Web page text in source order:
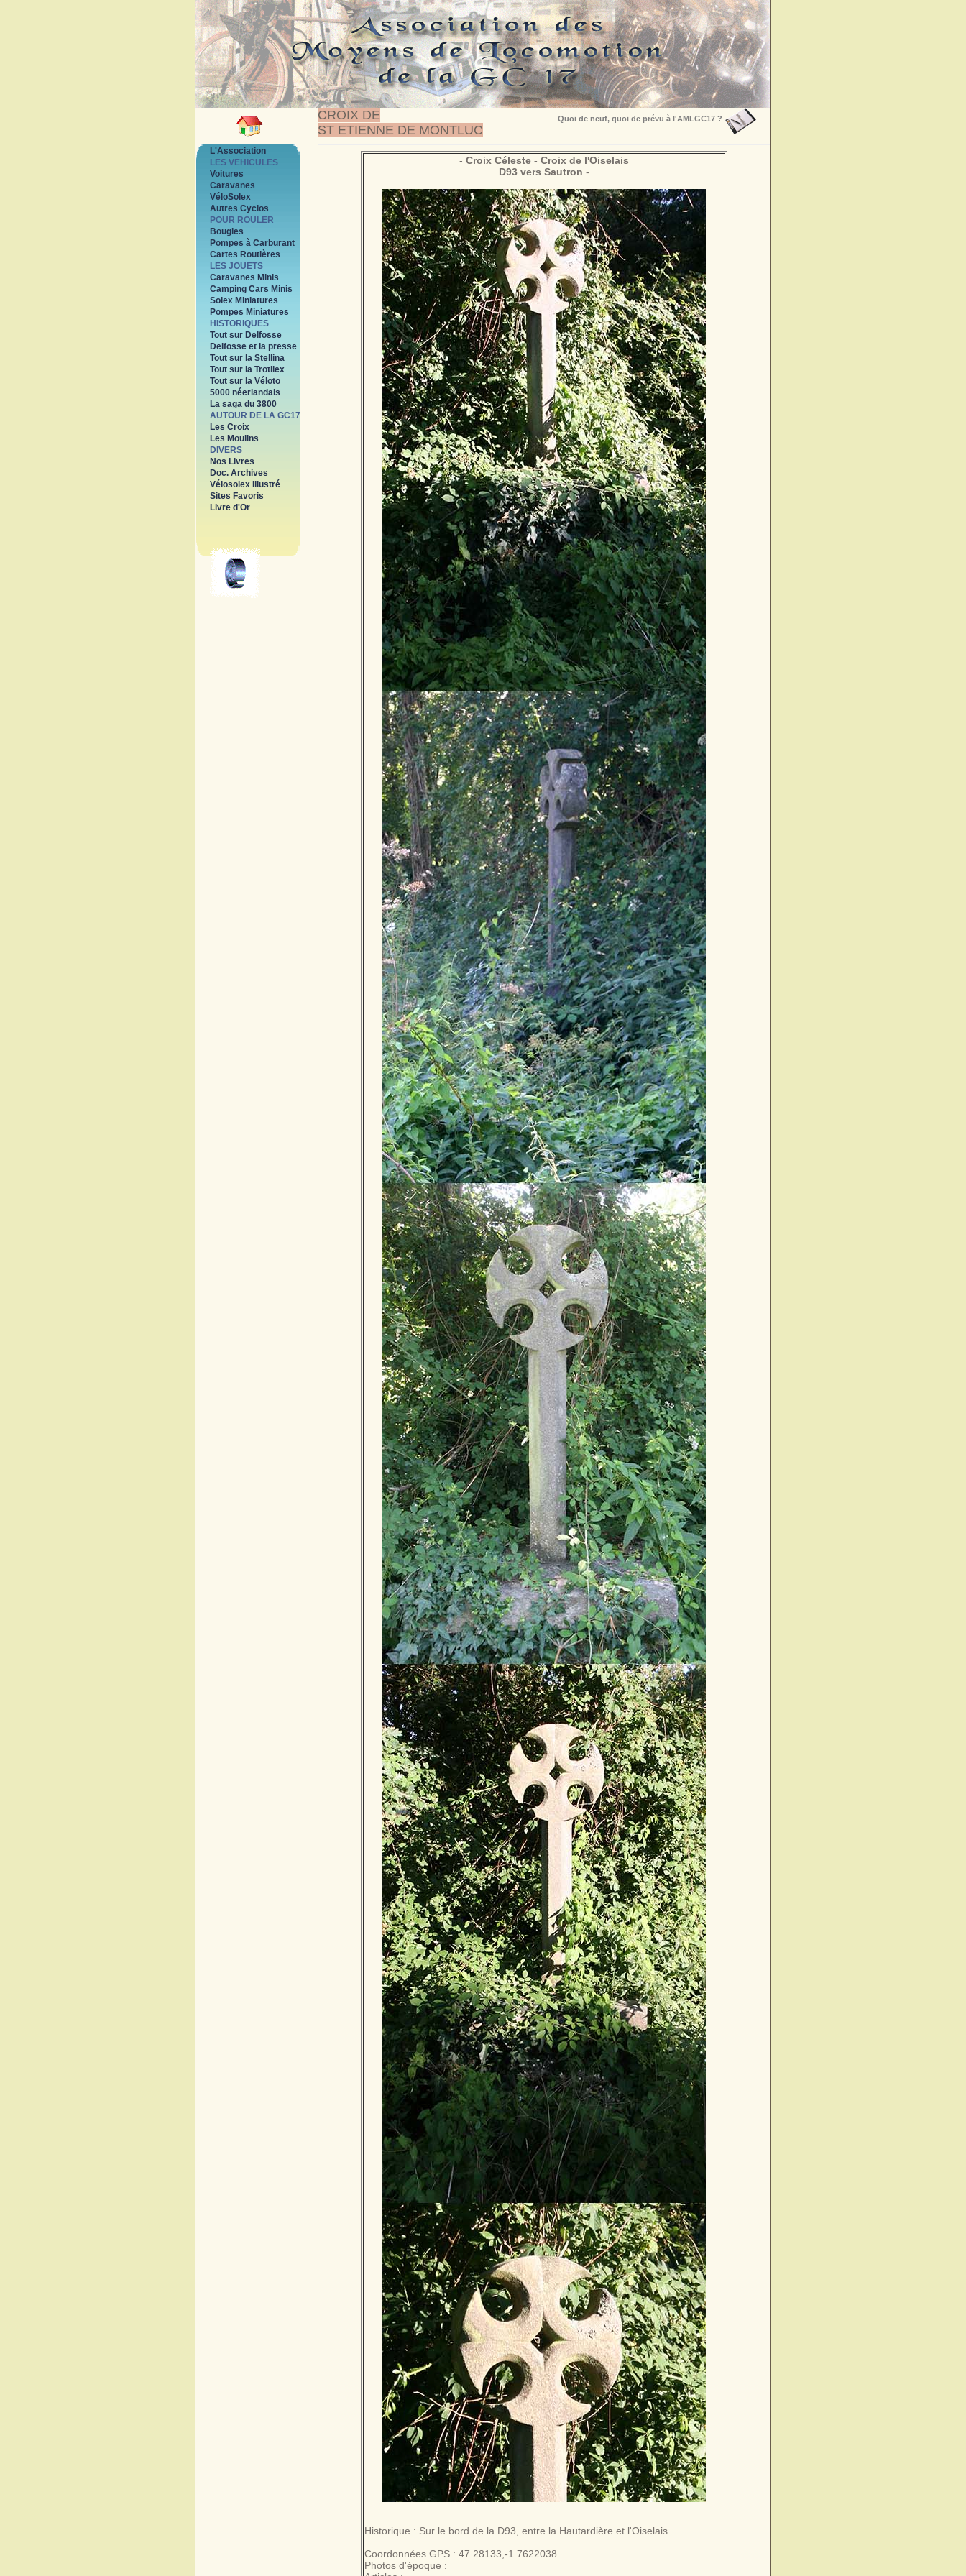
CROIX DE
ST ETIENNE DE MONTLUC
Quoi de neuf, quoi de prévu à l'AMLGC17 ?
L'Association
LES VEHICULES
Voitures
Caravanes
VéloSolex
Autres Cyclos
POUR ROULER
Bougies
Pompes à Carburant
Cartes Routières
LES JOUETS
Caravanes Minis
Camping Cars Minis
Solex Miniatures
Pompes Miniatures
HISTORIQUES
Tout sur Delfosse
Delfosse et la presse
Tout sur la Stellina
Tout sur la Trotilex
Tout sur la Véloto
5000 néerlandais
La saga du 3800
AUTOUR DE LA GC17
Les Croix
Les Moulins
DIVERS
Nos Livres
Doc. Archives
Vélosolex Illustré
Sites Favoris
Livre d'Or
- Croix Céleste - Croix de l'Oiselais
D93 vers Sautron -
Historique : Sur le bord de la D93, entre la Hautardière et l'Oiselais.
Coordonnées GPS : 47.28133,-1.7622038
Photos d'époque :